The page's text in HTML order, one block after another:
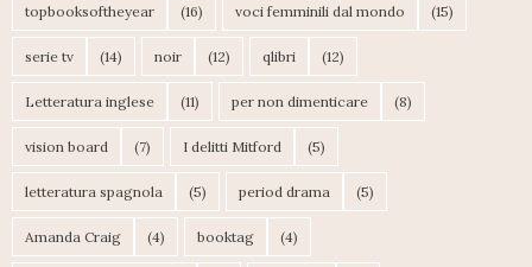
topbooksoftheyear (16) voci femminili dal mondo (15)
serie tv (14) noir (12) qlibri (12)
Letteratura inglese (11) per non dimenticare (8)
vision board (7) I delitti Mitford (5)
letteratura spagnola (5) period drama (5)
Amanda Craig (4) booktag (4)